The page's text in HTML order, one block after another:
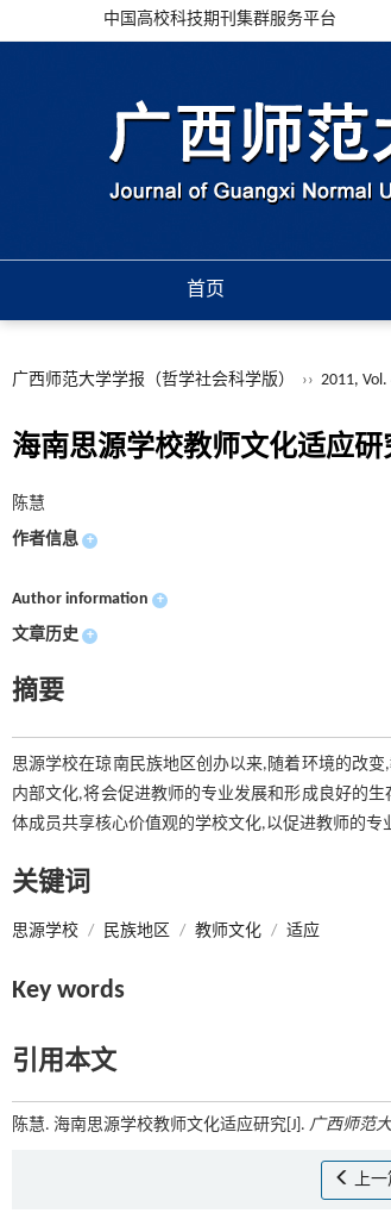
中国高校科技期刊集群服务平台
首页
广西师范大学学报（哲学社会科学版） ›› 2011, Vol.
海南思源学校教师文化适应研
陈慧
作者信息 +
Author information +
文章历史 +
摘要
思源学校在琼南民族地区创办以来,随着环境的改
内部文化,将会促进教师的专业发展和形成良好的
体成员共享核心价值观的学校文化,以促进教师的专
关键词
思源学校 / 民族地区 / 教师文化 / 适应
Key words
引用本文
陈慧. 海南思源学校教师文化适应研究[J]. 广西师范
上一